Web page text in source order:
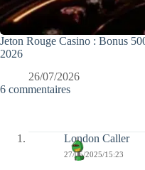
Jeton Rouge Casino : Bonus
2026
26/07/2026
6 commentaires
London Caller
27/05/2025/15:23